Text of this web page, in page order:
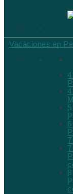
Vacaciones en